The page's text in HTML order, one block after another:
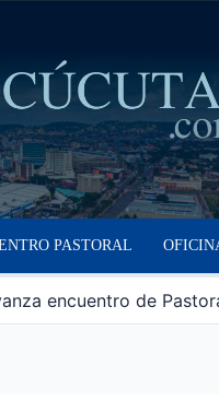
PASTORAL
encuentro de